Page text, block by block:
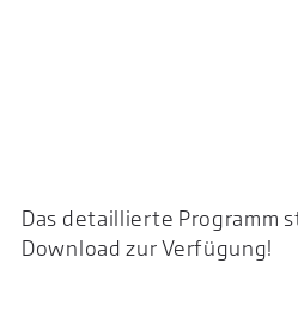
Das detaillierte Programm
Download zur Verfügung!